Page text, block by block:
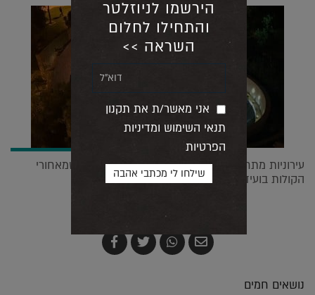
עירוניות מתחדשת ביום שאחרי הקורונה, האנשים שמאחורי
הקולות בועידה |
20.06.2021
שלח
בדואר
שתף
ב-
צייץ
ב-
שתף
ב-
נושאים חמים
הירשמו לניוזלטר
והתחילו לחלום
השראה >>
אני מאשר/ת את תקנון
תנאי השימוש ומדיניות
הפרטיות